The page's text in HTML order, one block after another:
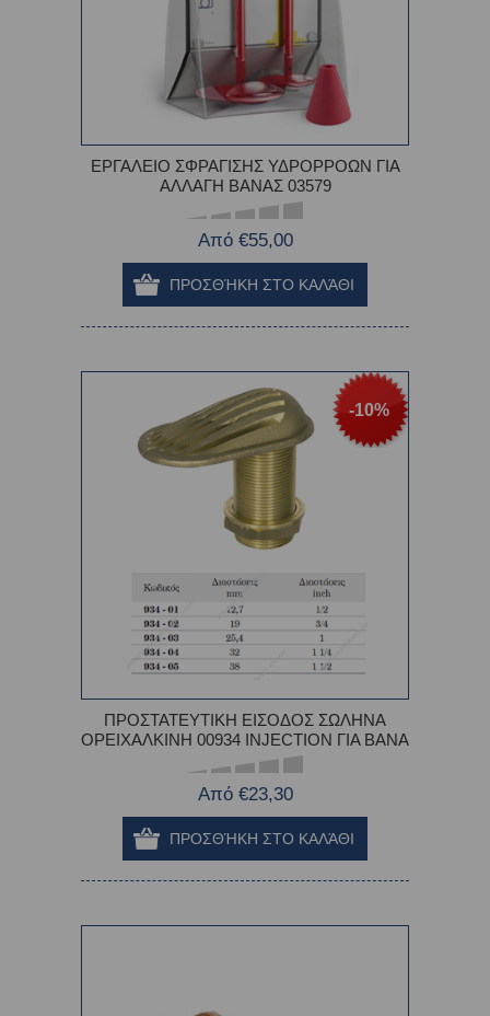
ΕΡΓΑΛΕΙΟ ΣΦΡΑΓΙΣΗΣ ΥΔΡΟΡΡΟΩΝ ΓΙΑ
ΑΛΛΑΓΗ ΒΑΝΑΣ 03579
Από €55,00
-10%
ΠΡΟΣΤΑΤΕΥΤΙΚΗ ΕΙΣΟΔΟΣ ΣΩΛΗΝΑ
ΟΡΕΙΧΑΛΚΙΝΗ 00934 INJECTION ΓΙΑ ΒΑΝΑ
Από €23,30